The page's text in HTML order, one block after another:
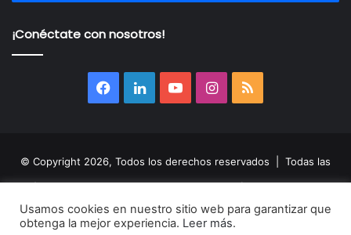
¡Conéctate con nosotros!
Facebook
LinkedInYouTubeInstagram
© Copyright 2026, Todos los derechos reservados | Todas las
imágenes, nombres, audios, videos, fotografías y logotipos son
propiedad de sus respectivos autores y son utilizados sólo de
Usamos cookies en nuestro sitio web para garantizar que
obtenga la mejor experiencia. Leer más.